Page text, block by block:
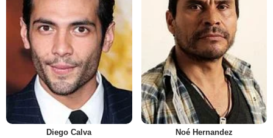
Diego Calva Noé Hernandez